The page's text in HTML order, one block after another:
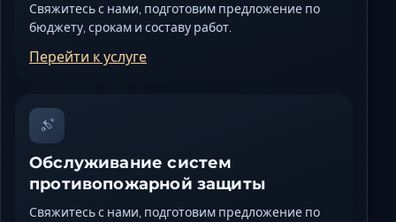
Свяжитесь с нами, подготовим предложение по
бюджету, срокам и составу работ.
Перейти к услуге
Обслуживание систем
противопожарной защиты
Свяжитесь с нами, подготовим предложение по